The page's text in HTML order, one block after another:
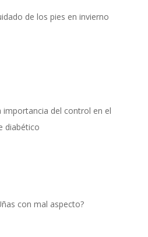
de los pies en invierno
importancia del control en el
diabético
con mal aspecto?